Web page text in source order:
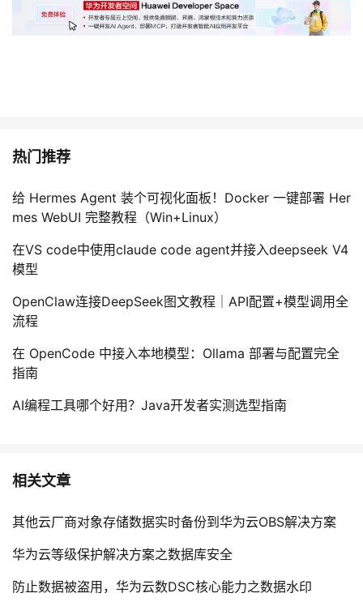
热门推荐
给 Hermes Agent 装个可视化面板！Docker 一键部署 Her
mes WebUI 完整教程（Win+Linux）
在VS code中使用claude code agent并接入deepseek V4
模型
OpenClaw连接DeepSeek图文教程｜API配置+模型调用全
流程
在 OpenCode 中接入本地模型：Ollama 部署与配置完全
指南
AI编程工具哪个好用？Java开发者实测选型指南
相关文章
其他云厂商对象存储数据实时备份到华为云OBS解决方案
华为云等级保护解决方案之数据库安全
防止数据被盗用，华为云数DSC核心能力之数据水印